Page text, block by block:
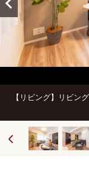
【リビング】リビング